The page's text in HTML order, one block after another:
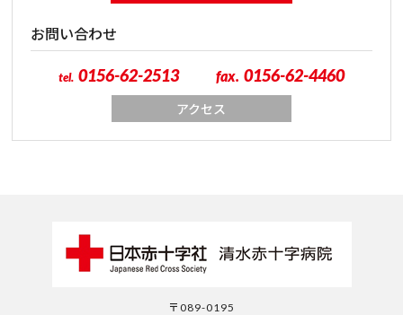
お問い合わせ
tel. 0156-62-2513 fax. 0156-62-4460
アクセス
〒089-0195